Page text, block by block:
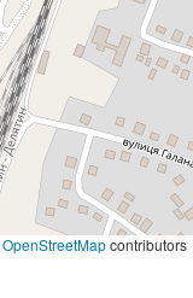
OpenStreetMapcontributors